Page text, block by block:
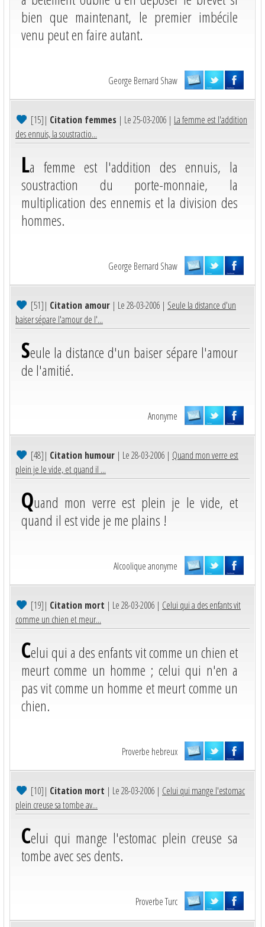
bien que maintenant, le premier imbécile
venu peut en faire autant.
George Bernard Shaw
[15]| Citation femmes | Le 25-03-2006 | La femme est l'addition
des ennuis, la soustractio...
La femme est l'addition des ennuis, la
soustraction du porte-monnaie, la
multiplication des ennemis et la division des
hommes.
George Bernard Shaw
[51]| Citation amour | Le 28-03-2006 | Seule la distance d'un
baiser sépare l'amour de l'...
Seule la distance d'un baiser sépare l'amour
de l'amitié.
Anonyme
[48]| Citation humour | Le 28-03-2006 | Quand mon verre est
plein je le vide, et quand il ...
Quand mon verre est plein je le vide, et
quand il est vide je me plains !
Alcoolique anonyme
[19]| Citation mort | Le 28-03-2006 | Celui qui a des enfants vit
comme un chien et meur...
Celui qui a des enfants vit comme un chien et
meurt comme un homme ; celui qui n'en a
pas vit comme un homme et meurt comme un
chien.
Proverbe hebreux
[10]| Citation mort | Le 28-03-2006 | Celui qui mange l'estomac
plein creuse sa tombe av...
Celui qui mange l'estomac plein creuse sa
tombe avec ses dents.
Proverbe Turc